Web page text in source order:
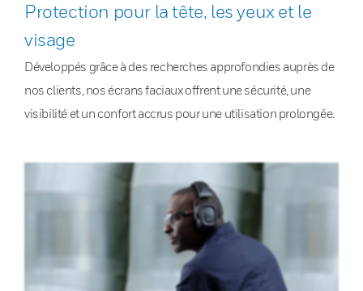
Protection pour la tête, les yeux et le
visage
Développés grâce à des recherches approfondies auprès de
nos clients, nos écrans faciaux offrent une sécurité, une
visibilité et un confort accrus pour une utilisation prolongée.